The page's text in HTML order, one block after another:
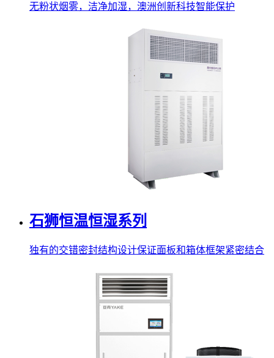
无粉状烟雾，洁净加湿，澳洲创新科技智能保护
石狮恒温恒湿系列
独有的交错密封结构设计保证面板和箱体框架紧密结合